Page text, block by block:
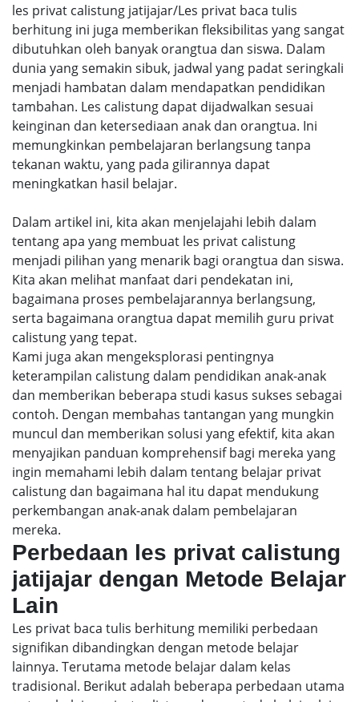
les privat calistung jatijajar/Les privat baca tulis
berhitung ini juga memberikan fleksibilitas yang sangat
dibutuhkan oleh banyak orangtua dan siswa. Dalam
dunia yang semakin sibuk, jadwal yang padat seringkali
menjadi hambatan dalam mendapatkan pendidikan
tambahan. Les calistung dapat dijadwalkan sesuai
keinginan dan ketersediaan anak dan orangtua. Ini
memungkinkan pembelajaran berlangsung tanpa
tekanan waktu, yang pada gilirannya dapat
meningkatkan hasil belajar.
Dalam artikel ini, kita akan menjelajahi lebih dalam
tentang apa yang membuat les privat calistung
menjadi pilihan yang menarik bagi orangtua dan siswa.
Kita akan melihat manfaat dari pendekatan ini,
bagaimana proses pembelajarannya berlangsung,
serta bagaimana orangtua dapat memilih guru privat
calistung yang tepat.
Kami juga akan mengeksplorasi pentingnya
keterampilan calistung dalam pendidikan anak-anak
dan memberikan beberapa studi kasus sukses sebagai
contoh. Dengan membahas tantangan yang mungkin
muncul dan memberikan solusi yang efektif, kita akan
menyajikan panduan komprehensif bagi mereka yang
ingin memahami lebih dalam tentang belajar privat
calistung dan bagaimana hal itu dapat mendukung
perkembangan anak-anak dalam pembelajaran
mereka.
Perbedaan les privat calistung
jatijajar dengan Metode Belajar
Lain
Les privat baca tulis berhitung memiliki perbedaan
signifikan dibandingkan dengan metode belajar
lainnya. Terutama metode belajar dalam kelas
tradisional. Berikut adalah beberapa perbedaan utama